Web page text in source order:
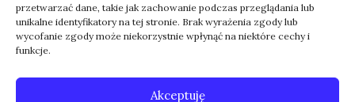
przetwarzać dane, takie jak zachowanie podczas przeglądania lub
unikalne identyfikatory na tej stronie. Brak wyrażenia zgody lub
wycofanie zgody może niekorzystnie wpłynąć na niektóre cechy i
funkcje.
Akceptuję
Kontakt